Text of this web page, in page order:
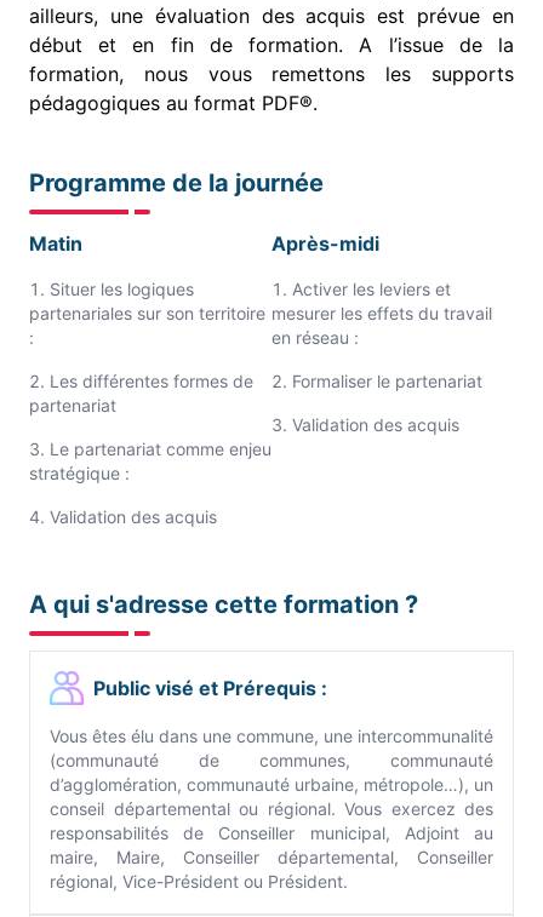
ailleurs, une évaluation des acquis est prévue en
début et en fin de formation. A l’issue de la
formation, nous vous remettons les supports
pédagogiques au format PDF®.
Programme de la journée
Matin
Situer les logiques
partenariales sur son territoire
:
Les différentes formes de
partenariat
Le partenariat comme enjeu
stratégique :
Validation des acquis
Après-midi
Activer les leviers et
mesurer les effets du travail
en réseau :
Formaliser le partenariat
Validation des acquis
A qui s'adresse cette formation ?
Public visé et Prérequis :
Vous êtes élu dans une commune, une intercommunalité
(communauté de communes, communauté
d’agglomération, communauté urbaine, métropole…), un
conseil départemental ou régional. Vous exercez des
responsabilités de Conseiller municipal, Adjoint au
maire, Maire, Conseiller départemental, Conseiller
régional, Vice-Président ou Président.